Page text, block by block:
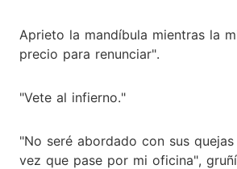
Aprieto la mandíbula mientras la
precio para renunciar".
"Vete al infierno."
"No seré abordado con sus
vez que pase por mi oficina",